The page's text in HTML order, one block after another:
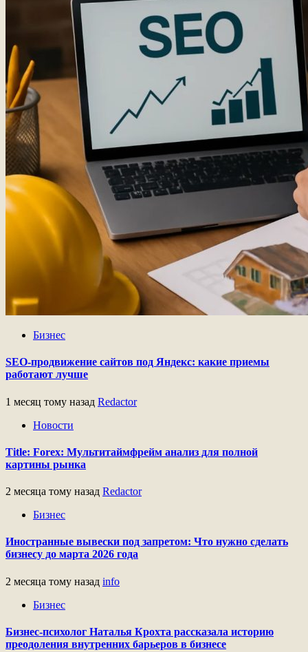
Бизнес
SEO-продвижение сайтов под Яндекс: какие приемы
работают лучше
1 месяц тому назад Redactor
Новости
Title: Forex: Мультитаймфрейм анализ для полной
картины рынка
2 месяца тому назад Redactor
Бизнес
Иностранные вывески под запретом: Что нужно сделать
бизнесу до марта 2026 года
2 месяца тому назад info
Бизнес
Бизнес-психолог Наталья Крохта рассказала историю
преодоления внутренних барьеров в бизнесе